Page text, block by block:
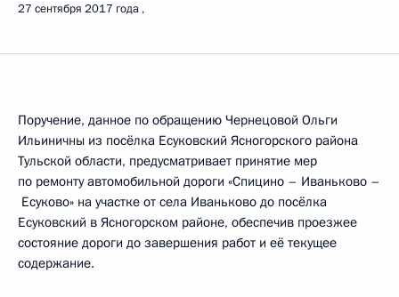
27 сентября 2017 года
Поручение, данное по обращению Чернецовой Ольги
Ильиничны из посёлка Есуковский Ясногорского района
Тульской области, предусматривает принятие мер
по ремонту автомобильной дороги «Спицино – Иваньково –
Есуково» на участке от села Иваньково до посёлка
Есуковский в Ясногорском районе, обеспечив проезжее
состояние дороги до завершения работ и её текущее
содержание.